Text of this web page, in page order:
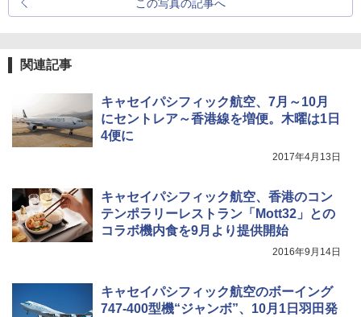
この写真の記事へ
関連記事
キャセイパシフィック航空、7月～10月
にセントレア～香港線を増便。木曜は1日
4便に
2017年4月13日
キャセイパシフィック航空、香港のコン
テンポラリーレストラン「Mott32」との
コラボ機内食を9月より提供開始
2016年9月14日
キャセイパシフィック航空のボーイング
747-400型機“ジャンボ”、10月1日羽田発